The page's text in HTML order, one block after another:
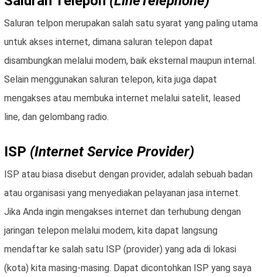
Saluran telpon merupakan salah satu syarat yang paling utama
untuk akses internet, dimana saluran telepon dapat
disambungkan melalui modem, baik eksternal maupun internal.
Selain menggunakan saluran telepon, kita juga dapat
mengakses atau membuka internet melalui satelit, leased
line, dan gelombang radio.
ISP (Internet Service Provider)
ISP atau biasa disebut dengan provider, adalah sebuah badan
atau organisasi yang menyediakan pelayanan jasa internet.
Jika Anda ingin mengakses internet dan terhubung dengan
jaringan telepon melalui modem, kita dapat langsung
mendaftar ke salah satu ISP (provider) yang ada di lokasi
(kota) kita masing-masing. Dapat dicontohkan ISP yang saya